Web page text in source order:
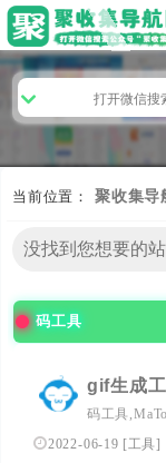
当前位置： 聚收集导
码工具
gif生成
码工具
式化、压缩
Crontab、
2022-06-19 [工具]